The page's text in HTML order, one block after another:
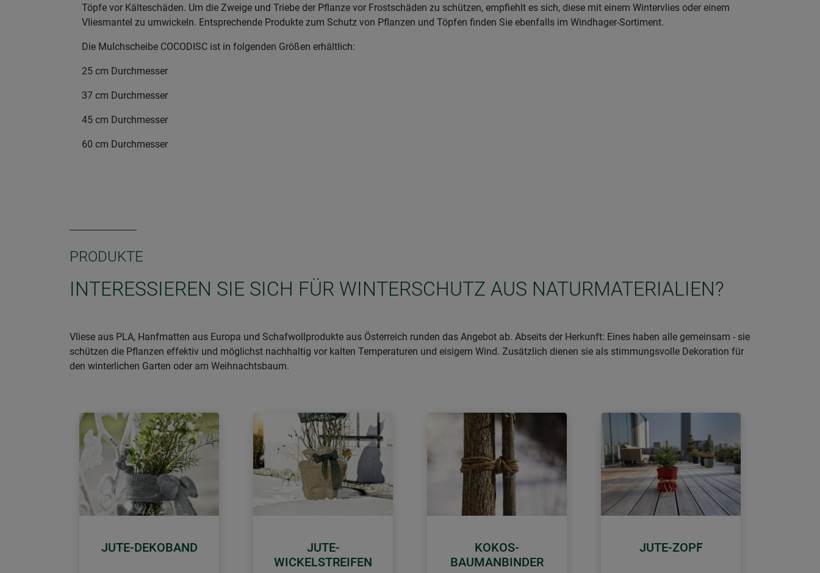
Töpfe vor Kälteschäden. Um die Zweige und Triebe der Pflanze vor Frostschäden zu schützen, empfiehlt es sich, diese mit einem Wintervlies oder einem
Vliesmantel zu umwickeln. Entsprechende Produkte zum Schutz von Pflanzen und Töpfen finden Sie ebenfalls im Windhager-Sortiment.
Die Mulchscheibe COCODISC ist in folgenden Größen erhältlich:
25 cm Durchmesser
37 cm Durchmesser
45 cm Durchmesser
60 cm Durchmesser
PRODUKTE
INTERESSIEREN SIE SICH FÜR WINTERSCHUTZ AUS NATURMATERIALIEN?
Vliese aus PLA, Hanfmatten aus Europa und Schafwollprodukte aus Österreich runden das Angebot ab. Abseits der Herkunft: Eines haben alle gemeinsam - sie
schützen die Pflanzen effektiv und möglichst nachhaltig vor kalten Temperaturen und eisigem Wind. Zusätzlich dienen sie als stimmungsvolle Dekoration für
den winterlichen Garten oder am Weihnachtsbaum.
JUTE-DEKOBAND
JUTE-
WICKELSTREIFEN
KOKOS-
BAUMANBINDER
JUTE-ZOPF
Zurück Weiter